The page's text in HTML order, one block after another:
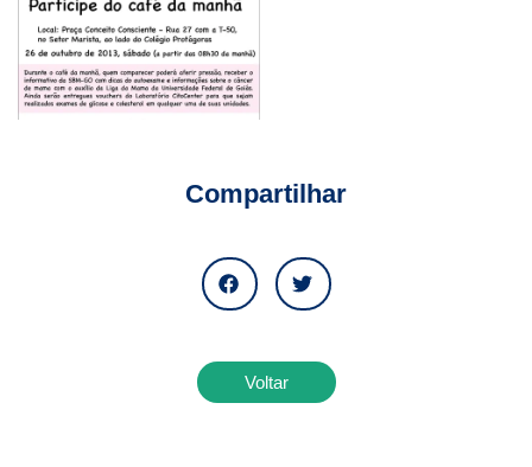
Compartilhar
Voltar